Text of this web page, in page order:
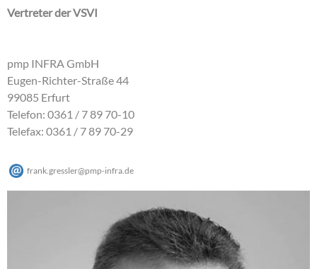
Vertreter der VSVI
pmp INFRA GmbH
Eugen-Richter-Straße 44
99085 Erfurt
Telefon: 0361 / 7 89 70-10
Telefax: 0361 / 7 89 70-29
frank.gressler@pmp-infra.de